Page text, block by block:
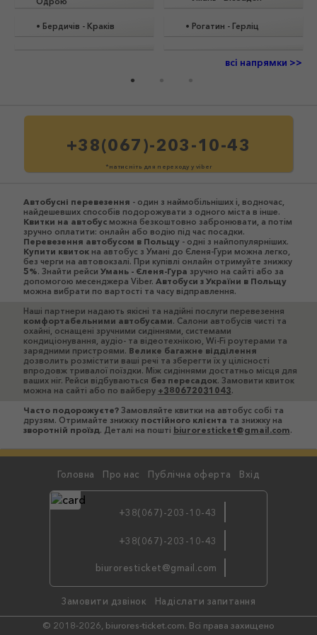
по viber
• Бердичів - Краків • Рогатин - Герліц
всі напрямки >>
+38(067)-203-10-43
*натисніть для переходу у viber
Автобусні перевезення - один з наймобільніших і, водночас,
найдешевших способів подорожувати з одного міста в інше.
Квитки на автобусможна безкоштовно забронювати, а потім
зручно оплатити: онлайн або водію під час посадки.
Перевезення автобусом в Польщу- одні з найпопулярніших.
Купити квитокна автобус з Умані до Єленя-Гури можна легко,
без черги на автовокзалі. При купівлі онлайн отримуйте знижку
5%. Знайти рейси Умань - Єленя-Гура зручно на сайті або за
допомогою месенджера Viber. Автобуси з України в Польщу
можна вибрати по вартості та часу відправлення.
Наші партнери надають якісні та надійні послуги перевезення
комфортабельними автобусами. Салони автобусів чисті та
охайні, оснащені зручними сидіннями, системами
кондиціонування, аудіо- та відеотехнікою, Wi-Fi роутерами та
зарядними пристроями. Велике багажне відділення
дозволить розмістити ваші речі та зберегти їх у цілісності
впродовж тривалої поїздки. Між сидіннями достатньо місця для
ваших ніг. Рейси відбуваються без пересадок. Замовити квиток
можна на сайті або по вайберу +380672031043.
Часто подорожуєте?Замовляйте квитки на автобус собі та
друзям. Отримайте знижку постійного клієнта та знижку на
зворотній проїзд. Деталі на пошті biuroresticket@gmail.com.
Головна Про нас Публічна оферта Вхід
+38(067)-203-10-43
+38(067)-203-10-43
biuroresticket@gmail.com
Замовити дзвінок Надіслати запитання
© 2018-2026, biurores-ticket.com. Всі права захищено